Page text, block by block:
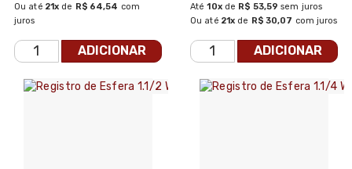
Ou até 21x de R$ 64,54 com
juros
ADICIONAR
Até10xde R$ 53,59 sem juros
Ou até 21x de R$ 30,07 com juros
ADICIONAR